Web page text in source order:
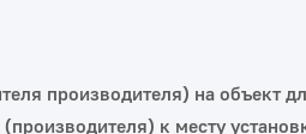
производителя) на объект
к месту